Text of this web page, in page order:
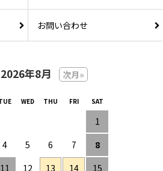
お問い合わせ
2026年8月 次月»
1
4 5 6 7
8
11 12 13 14
15